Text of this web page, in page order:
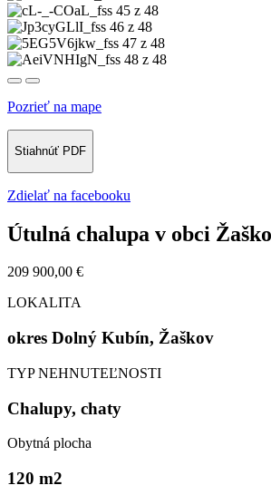
45 z 48
46 z 48
47 z 48
48 z 48
Pozrieť na mape
Stiahnúť PDF
Zdielať na facebooku
Útulná chalupa v obci
209 900,00 €
LOKALITA
okres Dolný Kubín, Žaškov
TYP NEHNUTEĽNOSTI
Chalupy, chaty
Obytná plocha
120 m2